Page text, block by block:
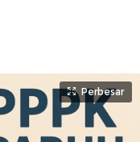
Perbesar